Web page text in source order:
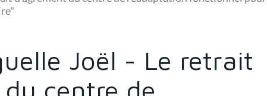
Joël - Le retrait
centre de